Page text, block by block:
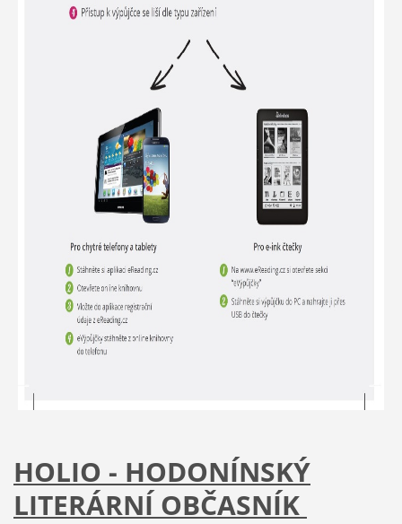
HOLIO - HODONÍNSKÝ
LITERÁRNÍ OBČASNÍK